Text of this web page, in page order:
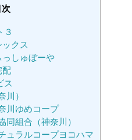
次
３
ックス
っしゅぼーや
配
ス
川）
川ゆめコープ
同組合（神奈川）
ュラルコープヨコハマ